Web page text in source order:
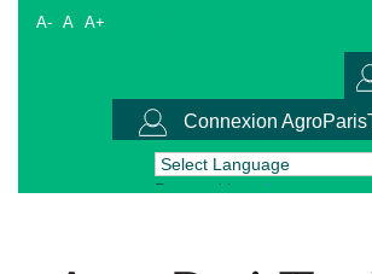
A- A A+
Connexion
Powered by